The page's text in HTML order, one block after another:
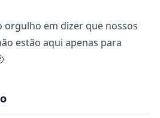
orgulho em dizer que nossos
estão aqui apenas para